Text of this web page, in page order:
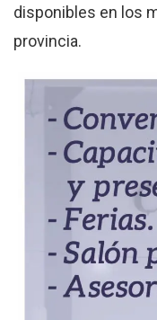
disponibles en los
provincia.